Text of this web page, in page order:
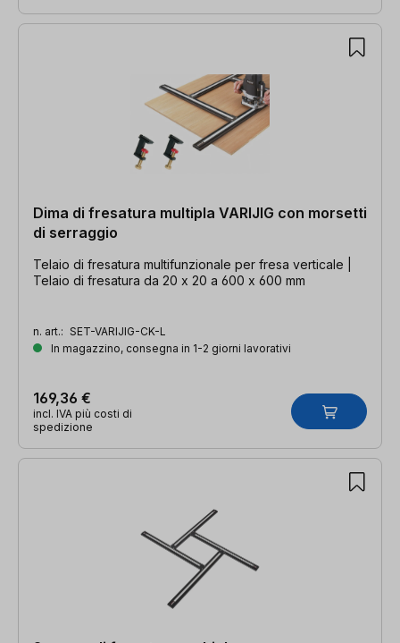
Dima di fresatura multipla VARIJIG con morsetti
di serraggio
Telaio di fresatura multifunzionale per fresa verticale |
Telaio di fresatura da 20 x 20 a 600 x 600 mm
n. art.: SET-VARIJIG-CK-L
In magazzino, consegna in 1-2 giorni lavorativi
169,36 €
incl. IVA più costi di
spedizione